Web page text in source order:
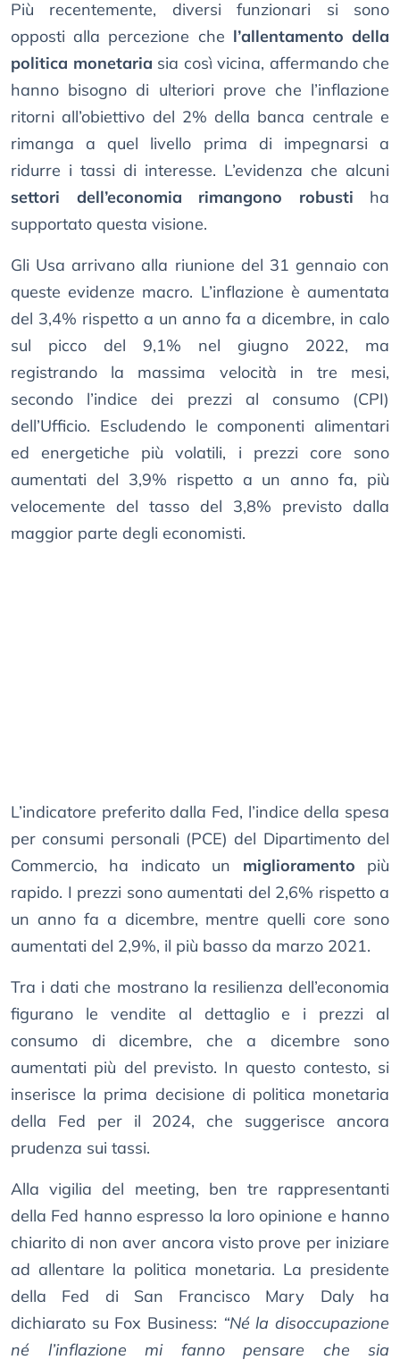
Più recentemente, diversi funzionari si sono
opposti alla percezione che l’allentamento della
politica monetaria sia così vicina, affermando che
hanno bisogno di ulteriori prove che l’inflazione
ritorni all’obiettivo del 2% della banca centrale e
rimanga a quel livello prima di impegnarsi a
ridurre i tassi di interesse. L’evidenza che alcuni
settori dell’economia rimangono robusti ha
supportato questa visione.
Gli Usa arrivano alla riunione del 31 gennaio con
queste evidenze macro. L’inflazione è aumentata
del 3,4% rispetto a un anno fa a dicembre, in calo
sul picco del 9,1% nel giugno 2022, ma
registrando la massima velocità in tre mesi,
secondo l’indice dei prezzi al consumo (CPI)
dell’Ufficio. Escludendo le componenti alimentari
ed energetiche più volatili, i prezzi core sono
aumentati del 3,9% rispetto a un anno fa, più
velocemente del tasso del 3,8% previsto dalla
maggior parte degli economisti.
L’indicatore preferito dalla Fed, l’indice della spesa
per consumi personali (PCE) del Dipartimento del
Commercio, ha indicato un miglioramento più
rapido. I prezzi sono aumentati del 2,6% rispetto a
un anno fa a dicembre, mentre quelli core sono
aumentati del 2,9%, il più basso da marzo 2021.
Tra i dati che mostrano la resilienza dell’economia
figurano le vendite al dettaglio e i prezzi al
consumo di dicembre, che a dicembre sono
aumentati più del previsto. In questo contesto, si
inserisce la prima decisione di politica monetaria
della Fed per il 2024, che suggerisce ancora
prudenza sui tassi.
Alla vigilia del meeting, ben tre rappresentanti
della Fed hanno espresso la loro opinione e hanno
chiarito di non aver ancora visto prove per iniziare
ad allentare la politica monetaria. La presidente
della Fed di San Francisco Mary Daly ha
dichiarato su Fox Business: “Né la disoccupazione
né l’inflazione mi fanno pensare che sia